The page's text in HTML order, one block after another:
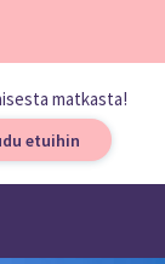
matkasta!
etuihin